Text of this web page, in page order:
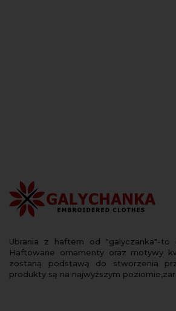
Ubrania z haftem od "galyczanka"-
Haftowane ornamenty oraz motywy
zostaną podstawą do stworzenia
produkty są na najwyższym